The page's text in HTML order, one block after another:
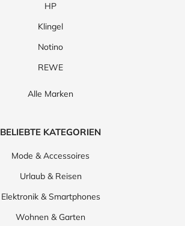
HP
Klingel
Notino
REWE
Alle Marken
BELIEBTE KATEGORIEN
Mode & Accessoires
Urlaub & Reisen
Elektronik & Smartphones
Wohnen & Garten